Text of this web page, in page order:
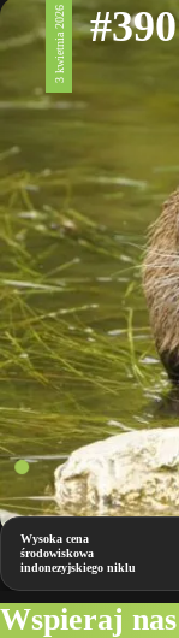
3 kwietnia 2026 #390
Wysoka cena
środowiskowa
indonezyjskiego niklu
Wspieraj nas